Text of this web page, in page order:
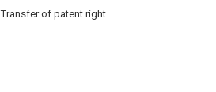
Transfer of patent right